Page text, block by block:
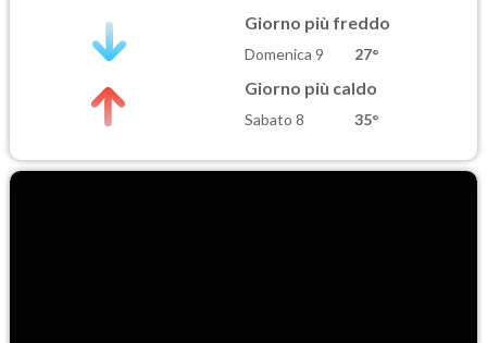
Giorno più freddo
Domenica 9 27°
Giorno più caldo
Sabato 8 35°